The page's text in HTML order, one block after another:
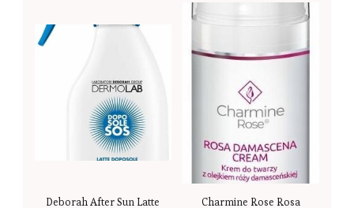
Deborah After Sun Latte
Charmine Rose Rosa